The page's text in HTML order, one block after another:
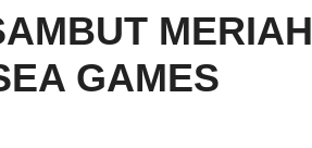
MERIAH
GAMES